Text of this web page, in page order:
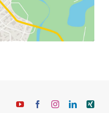
YouTubeFacebookInstagramLinkedInXing